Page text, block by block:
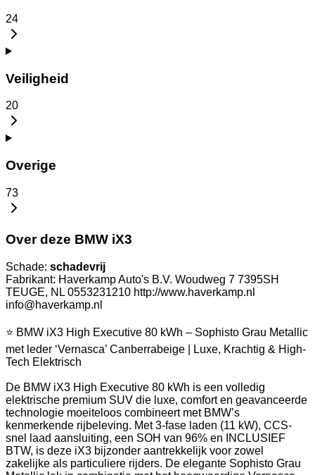
24
Veiligheid
20
Overige
73
Over deze BMW iX3
Schade: schadevrij
Fabrikant: Haverkamp Auto's B.V. Woudweg 7 7395SH
TEUGE, NL 0553231210 http://www.haverkamp.nl
info@haverkamp.nl
⭐ BMW iX3 High Executive 80 kWh – Sophisto Grau Metallic
met leder ‘Vernasca’ Canberrabeige | Luxe, Krachtig & High-
Tech Elektrisch
De BMW iX3 High Executive 80 kWh is een volledig
elektrische premium SUV die luxe, comfort en geavanceerde
technologie moeiteloos combineert met BMW’s
kenmerkende rijbeleving. Met 3-fase laden (11 kW), CCS-
snel laad aansluiting, een SOH van 96% en INCLUSIEF
BTW, is deze iX3 bijzonder aantrekkelijk voor zowel
zakelijke als particuliere rijders. De elegante Sophisto Grau